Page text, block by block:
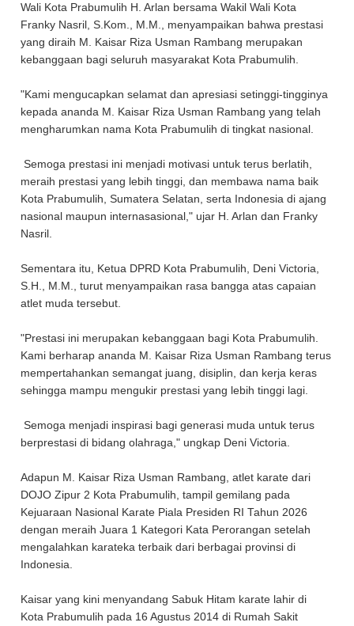
Wali Kota Prabumulih H. Arlan bersama Wakil Wali Kota
Franky Nasril, S.Kom., M.M., menyampaikan bahwa prestasi
yang diraih M. Kaisar Riza Usman Rambang merupakan
kebanggaan bagi seluruh masyarakat Kota Prabumulih.
"Kami mengucapkan selamat dan apresiasi setinggi-tingginya
kepada ananda M. Kaisar Riza Usman Rambang yang telah
mengharumkan nama Kota Prabumulih di tingkat nasional.
Semoga prestasi ini menjadi motivasi untuk terus berlatih,
meraih prestasi yang lebih tinggi, dan membawa nama baik
Kota Prabumulih, Sumatera Selatan, serta Indonesia di ajang
nasional maupun internasasional," ujar H. Arlan dan Franky
Nasril.
Sementara itu, Ketua DPRD Kota Prabumulih, Deni Victoria,
S.H., M.M., turut menyampaikan rasa bangga atas capaian
atlet muda tersebut.
"Prestasi ini merupakan kebanggaan bagi Kota Prabumulih.
Kami berharap ananda M. Kaisar Riza Usman Rambang terus
mempertahankan semangat juang, disiplin, dan kerja keras
sehingga mampu mengukir prestasi yang lebih tinggi lagi.
Semoga menjadi inspirasi bagi generasi muda untuk terus
berprestasi di bidang olahraga," ungkap Deni Victoria.
Adapun M. Kaisar Riza Usman Rambang, atlet karate dari
DOJO Zipur 2 Kota Prabumulih, tampil gemilang pada
Kejuaraan Nasional Karate Piala Presiden RI Tahun 2026
dengan meraih Juara 1 Kategori Kata Perorangan setelah
mengalahkan karateka terbaik dari berbagai provinsi di
Indonesia.
Kaisar yang kini menyandang Sabuk Hitam karate lahir di
Kota Prabumulih pada 16 Agustus 2014 di Rumah Sakit